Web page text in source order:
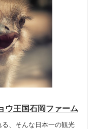
ウ王国石岡ファーム
、そんな日本一の観光